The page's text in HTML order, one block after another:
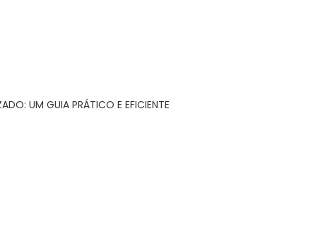
UM GUIA PRÁTICO E EFICIENTE